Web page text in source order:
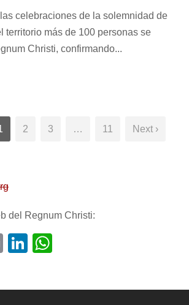
celebraciones de la solemnidad de
territorio más de 100 personas se
Christi, confirmando...
2 3 … 11 Next ›
del Regnum Christi:
EmailLinkedIn